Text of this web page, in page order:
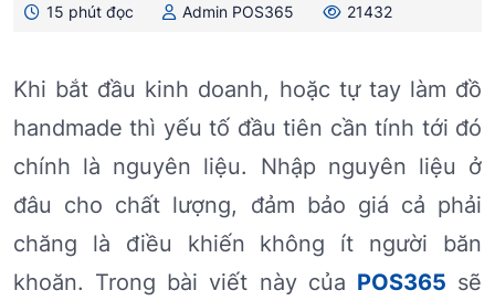
15 phút đọc
Admin POS365 21432
Khi bắt đầu kinh doanh, hoặc tự tay làm đồ
handmade thì yếu tố đầu tiên cần tính tới đó
chính là nguyên liệu. Nhập nguyên liệu ở
đâu cho chất lượng, đảm bảo giá cả phải
chăng là điều khiến không ít người băn
khoăn. Trong bài viết này của POS365 sẽ